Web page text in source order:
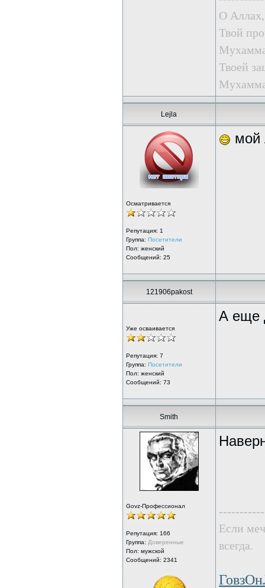
О Аллах,
Твой
Твоей
Lejla
Осматривается
Репутация: 1
Группа: Посетители
Пол: женский
Сообщений: 25
мой
121906pakost
Уже осваивается
Репутация: 7
Группа: Посетители
Пол: женский
Сообщений: 73
А еще
Smith
Govz-Профессионал
Репутация: 166
Группа: Доверенные
Пол: мужской
Сообщений: 2341
Если
всегда.